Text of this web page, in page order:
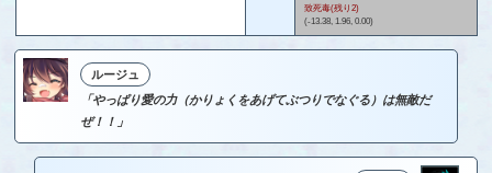
致死毒(残り2)
(-13.38, 1.96, 0.00)
ルージュ
「やっぱり愛の力（かりょくをあげてぶつりでなぐる）は無敵だ
ぜ！！」